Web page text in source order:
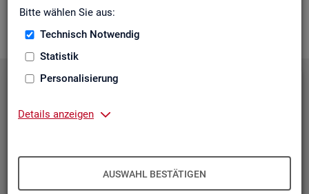
Bitte wählen Sie aus:
Technisch Notwendig
Statistik
Personalisierung
Details anzeigen
AUSWAHL BESTÄTIGEN
zu einem be­stimm­ten Thema? Dann kon­tak­tie­ren Sie